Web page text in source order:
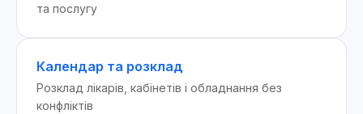
та послугу
Календар та розклад
Розклад лікарів, кабінетів і обладнання без
конфліктів